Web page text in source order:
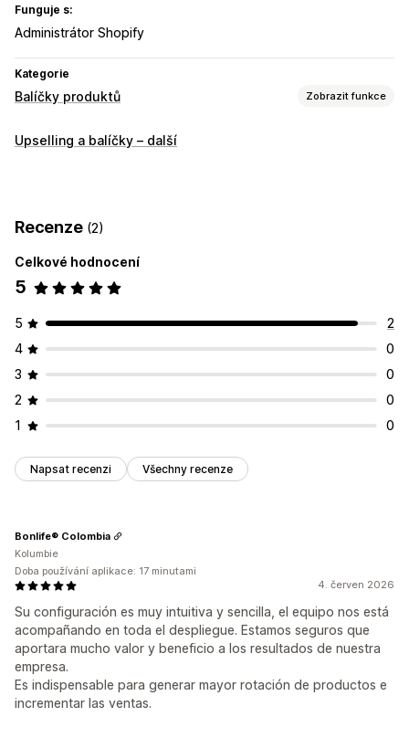
Funguje s:
Administrátor Shopify
Kategorie
Balíčky produktů Zobrazit funkce
Typy balíčků
Pevné nacenění Úrovňové oceňování
Cenové hladiny množství
Paušální slevy
Upselling a balíčky – další
Recenze (2)
Celkové hodnocení
5
5
2
4
0
3
0
2
0
1
0
Napsat recenzi Všechny recenze
4. červen 2026
Su configuración es muy intuitiva y sencilla, el equipo nos está
acompañando en toda el despliegue. Estamos seguros que
aportara mucho valor y beneficio a los resultados de nuestra
empresa.
Es indispensable para generar mayor rotación de productos e
incrementar las ventas.
Bonlife® Colombia
Kolumbie
Doba používání aplikace: 17 minutami